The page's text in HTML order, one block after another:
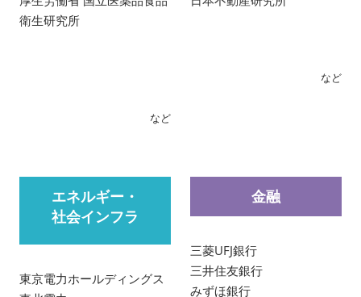
衛生研究所
など
など
エネルギー・
社会インフラ
東京電力ホールディングス
金融
三菱UFJ銀行
三井住友銀行
みずほ銀行